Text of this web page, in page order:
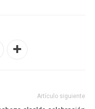
Artículo siguiente